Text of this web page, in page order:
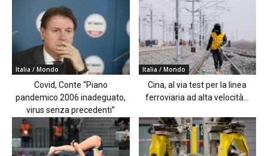
Italia / Mondo
Covid, Conte “Piano
pandemico 2006 inadeguato,
virus senza precedenti”
Italia / Mondo
Cina, al via test per la linea
ferroviaria ad alta velocità...